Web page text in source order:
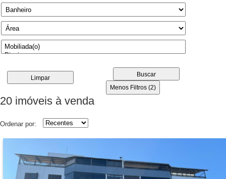
Buscar
Limpar
Menos Filtros (2)
20 imóveis à venda
Ordenar por: